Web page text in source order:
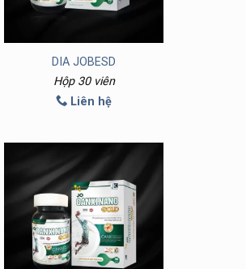
DIA JOBESD
Hộp 30 viên
Liên hệ